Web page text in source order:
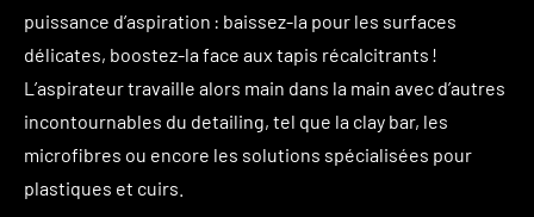
puissance d’aspiration : baissez-la pour les surfaces
délicates, boostez-la face aux tapis récalcitrants !
L’aspirateur travaille alors main dans la main avec d’autres
incontournables du detailing, tel que la clay bar, les
microfibres ou encore les solutions spécialisées pour
plastiques et cuirs.